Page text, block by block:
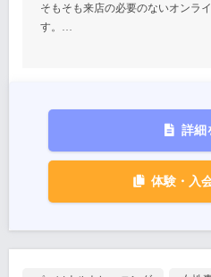
そもそも来店の必要のないオンラ
す。…
詳細
体験・入